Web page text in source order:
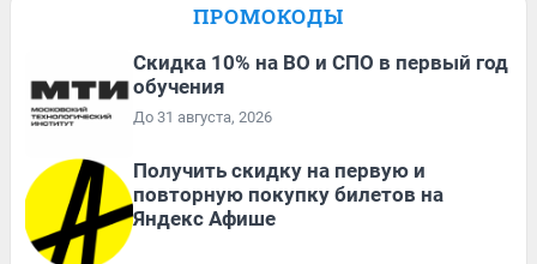
ПРОМОКОДЫ
Скидка 10% на ВО и СПО в первый год
обучения
До 31 августа, 2026
Получить скидку на первую и
повторную покупку билетов на
Яндекс Афише